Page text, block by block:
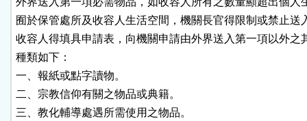
囿於保管處所及收容人生活空間，機關長官得限制或禁止送
收容人得填具申請表，向機關申請由外界送入第一項以外之
種類如下：
一、報紙或點字讀物。
二、宗教信仰有關之物品或典籍。
三、教化輔導處遇所需使用之物品。